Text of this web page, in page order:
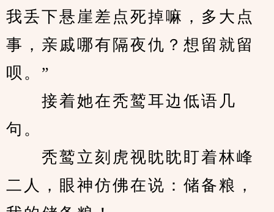
我丢下悬崖差点死掉嘛，多大点
事，亲戚哪有隔夜仇？想留就留
呗。”
接着她在秃鹫耳边低语几
句。
秃鹫立刻虎视眈眈盯着林峰
二人，眼神仿佛在说：储备粮，